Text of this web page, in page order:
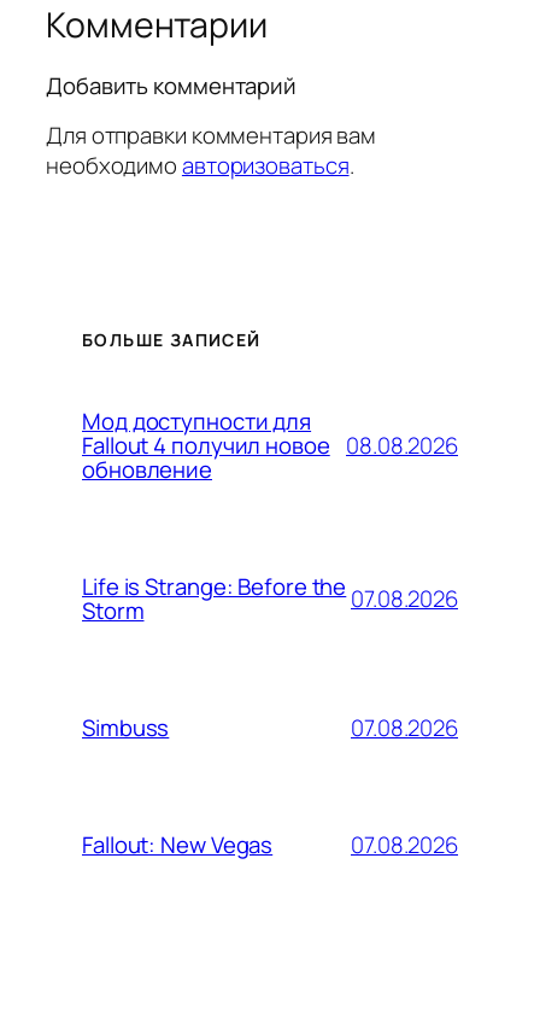
Комментарии
Добавить комментарий
Для отправки комментария вам
необходимоавторизоваться.
БОЛЬШЕ ЗАПИСЕЙ
Мод доступности для
Fallout 4 получил новое
обновление
08.08.2026
Life is Strange: Before the
Storm 07.08.2026
Simbuss 07.08.2026
Fallout: New Vegas 07.08.2026